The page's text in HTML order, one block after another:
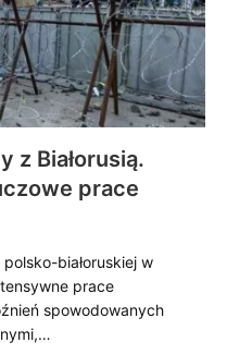
z Białorusią.
prace
białoruskiej w
prace
spowodowanych